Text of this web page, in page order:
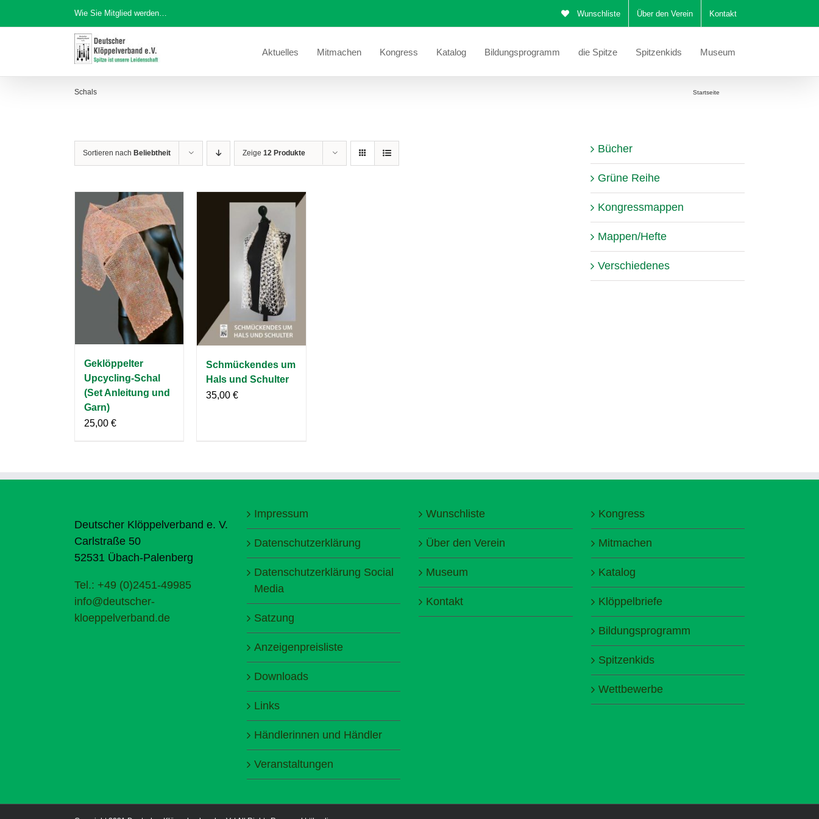
Inhalt
Wie Sie Mitglied werden… Wunschliste Über den Verein Kontakt
Aktuelles Mitmachen Kongress Katalog Bildungsprogramm die Spitze Spitzenkids Museum
Schals Startseite
Sortieren nach Beliebtheit Zeige 12 Produkte
Geklöppelter
Upcycling-Schal
(Set Anleitung und
Garn)
25,00 €
Schmückendes um
Hals und Schulter
35,00€
Bücher
Grüne Reihe
Kongressmappen
Mappen/Hefte
Verschiedenes
Deutscher Klöppelverband e. V.
Carlstraße 50
52531 Übach-Palenberg
Tel.: +49 (0)2451-49985
info@deutscher-
kloeppelverband.de
Impressum
Datenschutzerklärung
Datenschutzerklärung Social
Media
Satzung
Anzeigenpreisliste
Downloads
Links
Händlerinnen und Händler
Veranstaltungen
Wunschliste
Über den Verein
Museum
Kontakt
Kongress
Mitmachen
Katalog
Klöppelbriefe
Bildungsprogramm
Spitzenkids
Wettbewerbe